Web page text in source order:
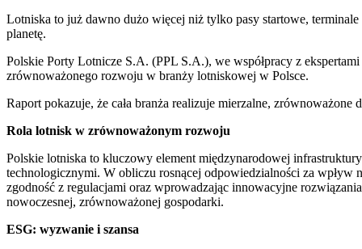
Lotniska to już dawno dużo więcej niż tylko pasy startowe,
planetę.
Polskie Porty Lotnicze S.A. (PPL S.A.), we współpracy z
zrównoważonego rozwoju w branży lotniskowej w Polsce.
Raport pokazuje, że cała branża realizuje mierzalne,
Rola lotnisk w zrównoważonym rozwoju
Polskie lotniska to kluczowy element międzynarodowej
technologicznymi. W obliczu rosnącej odpowiedzialności za wpływ
zgodność z regulacjami oraz wprowadzając innowacyjne
nowoczesnej, zrównoważonej gospodarki.
ESG: wyzwanie i szansa